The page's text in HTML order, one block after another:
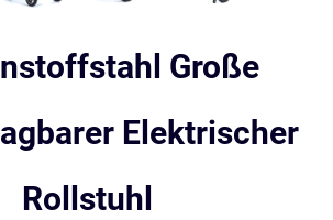
Große
Elektrischer
Rollstuhl